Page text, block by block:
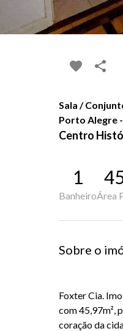
Sala /
Porto Alegre
Centro
1
BanheiroÁrea
Sobre o
Foxter Cia.
com 45,97m²,
coração da